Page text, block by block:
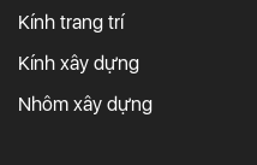
Kính trang trí
Kính xây dựng
Nhôm xây dựng